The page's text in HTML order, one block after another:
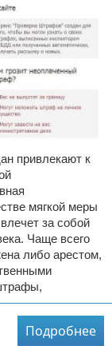
привлекают к
мягкой меры
за собой
Чаще всего
либо арестом,
Подробнее